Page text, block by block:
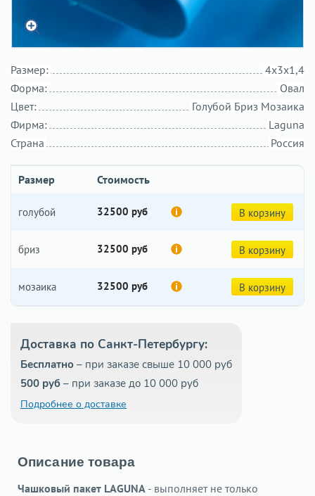
4х3х1,4
Размер:
Овал
Форма:
Голубой Бриз Мозаика
Цвет:
Laguna
Фирма:
Россия
Страна
Размер Стоимость
голубой 32500 руб В корзину
бриз 32500 руб В корзину
мозаика 32500 руб В корзину
Доставка по Санкт-Петербургу:
Бесплатно – при заказе свыше 10 000 руб
500 руб – при заказе до 10 000 руб
Подробнее о доставке
Описание товара
Чашковый пакет LAGUNA - выполняет не только